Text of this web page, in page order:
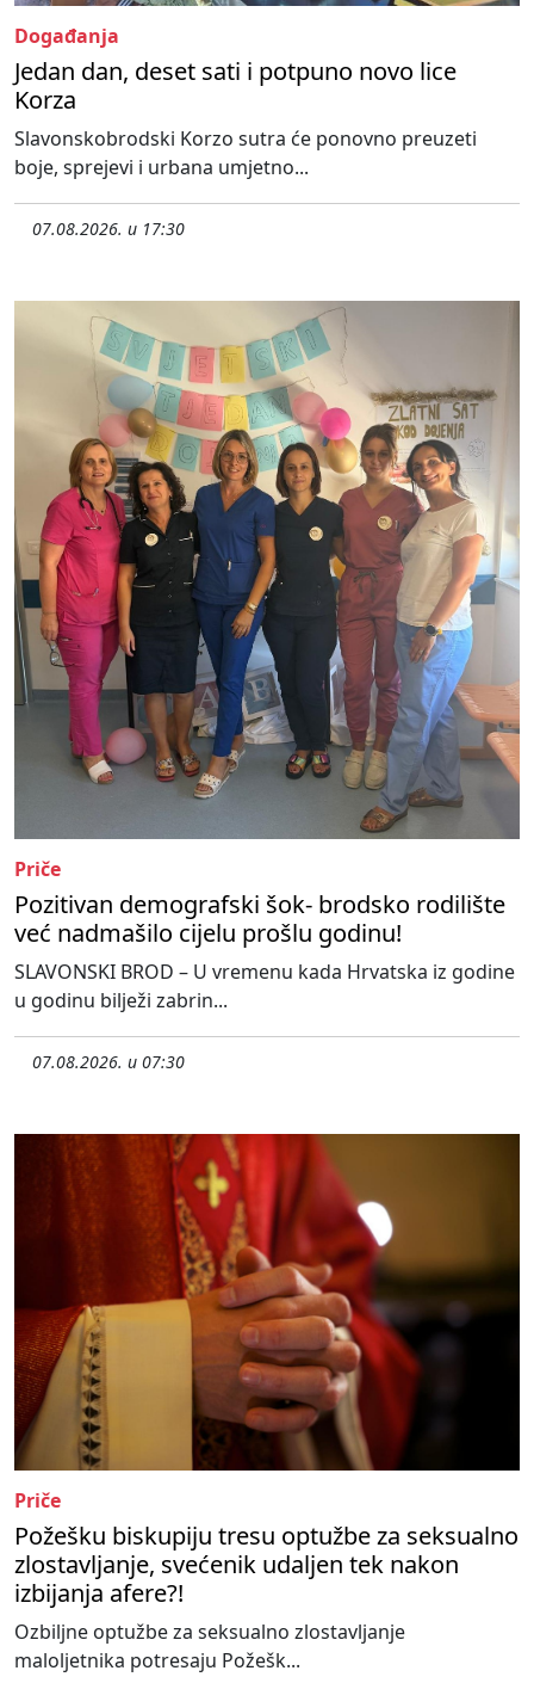
Događanja
Jedan dan, deset sati i potpuno novo lice
Korza
Slavonskobrodski Korzo sutra će ponovno preuzeti
boje, sprejevi i urbana umjetno...
07.08.2026. u 17:30
Priče
Pozitivan demografski šok- brodsko rodilište
već nadmašilo cijelu prošlu godinu!
SLAVONSKI BROD – U vremenu kada Hrvatska iz godine
u godinu bilježi zabrin...
07.08.2026. u 07:30
Priče
Požešku biskupiju tresu optužbe za seksualno
zlostavljanje, svećenik udaljen tek nakon
izbijanja afere?!
Ozbiljne optužbe za seksualno zlostavljanje
maloljetnika potresaju Požešk...